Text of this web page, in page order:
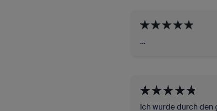
...
Ich wurde durch den